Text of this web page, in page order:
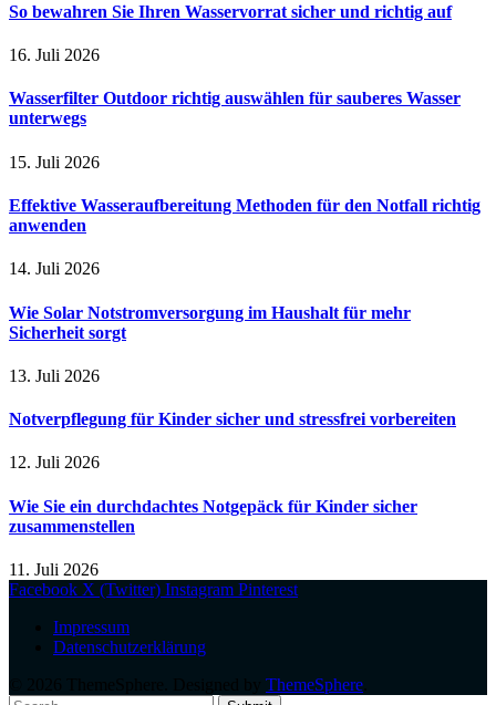
So bewahren Sie Ihren Wasservorrat sicher und richtig auf
16. Juli 2026
Wasserfilter Outdoor richtig auswählen für sauberes Wasser
unterwegs
15. Juli 2026
Effektive Wasseraufbereitung Methoden für den Notfall richtig
anwenden
14. Juli 2026
Wie Solar Notstromversorgung im Haushalt für mehr
Sicherheit sorgt
13. Juli 2026
Notverpflegung für Kinder sicher und stressfrei vorbereiten
12. Juli 2026
Wie Sie ein durchdachtes Notgepäck für Kinder sicher
zusammenstellen
11. Juli 2026
Facebook X (Twitter) Instagram Pinterest
Impressum
Datenschutzerklärung
ThemeSphere